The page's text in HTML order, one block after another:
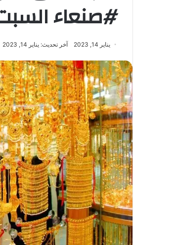
#صنعاء السبت – 14/
يناير 14, 2023 آخر تحديث: يناير 14, 2023